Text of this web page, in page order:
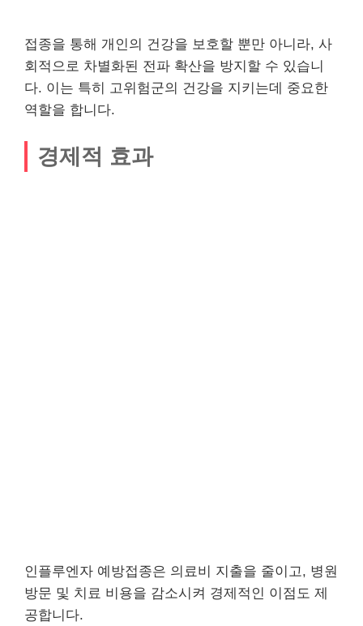
접종을 통해 개인의 건강을 보호할 뿐만 아니라, 사
회적으로 차별화된 전파 확산을 방지할 수 있습니
다. 이는 특히 고위험군의 건강을 지키는데 중요한
역할을 합니다.
경제적 효과
인플루엔자 예방접종은 의료비 지출을 줄이고, 병원
방문 및 치료 비용을 감소시켜 경제적인 이점도 제
공합니다.